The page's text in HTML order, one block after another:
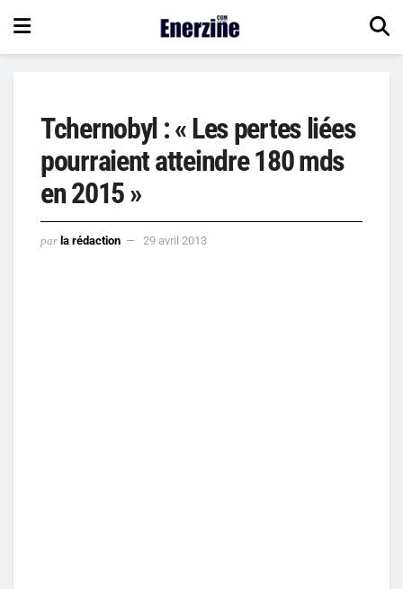
Tchernobyl : « Les pertes liées
pourraient atteindre 180 mds
en 2015 »
par la rédaction 29 avril 2013